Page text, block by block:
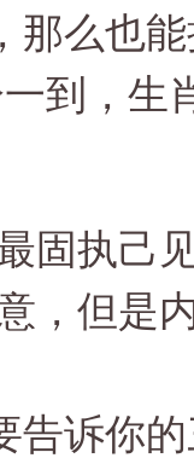
那么也
到，生
固执己
，但是
告诉你